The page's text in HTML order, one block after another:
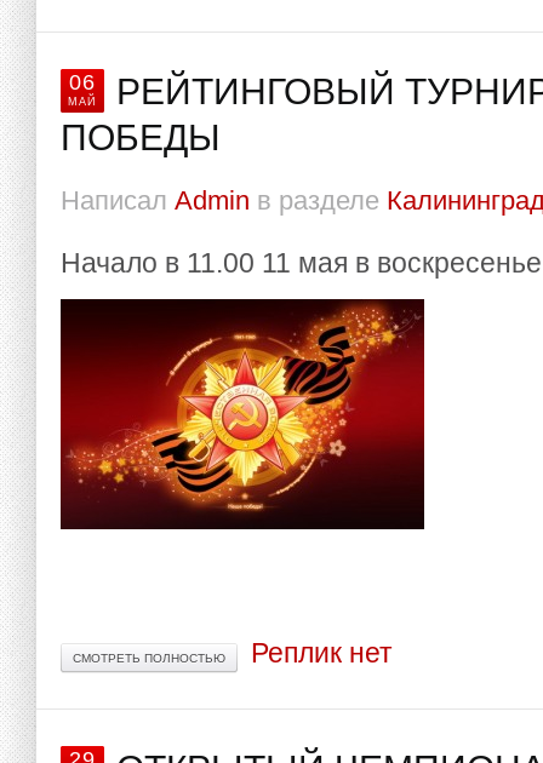
06
МАЙ
РЕЙТИНГОВЫЙ
ПОБЕДЫ
Написал Admin в разделе
Начало в 11.00 11 мая в воскресенье
СМОТРЕТЬ ПОЛНОСТЬЮ Реплик нет